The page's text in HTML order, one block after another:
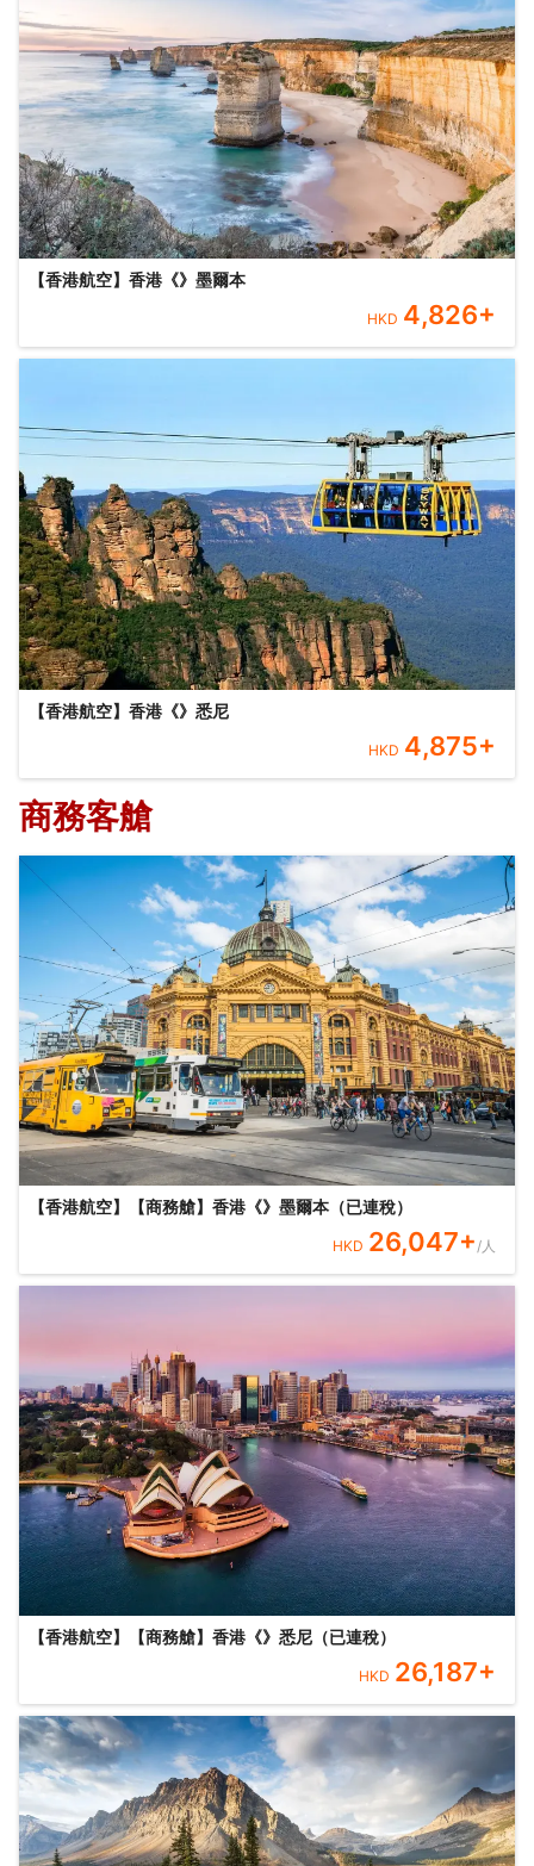
【香港航空】香港《》墨爾本
HKD 4,826+
【香港航空】香港《》悉尼
HKD 4,875+
商務客艙
【香港航空】【商務艙】香港《》墨爾本（已連稅）
HKD 26,047+/人
【香港航空】【商務艙】香港《》悉尼（已連稅）
HKD 26,187+